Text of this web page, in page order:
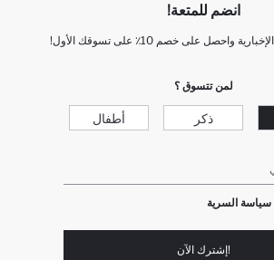
انضم للمتعة!
واحصل على خصم 10٪ على تسوقك الأول!
لمن تتسوق ؟
ذكر أطفال
السرية
!إشترك الآن